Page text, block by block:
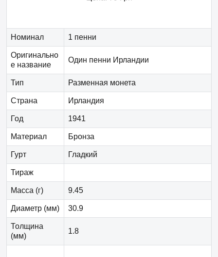
Номинал 1 пенни
Оригинально
е название
Один пенни Ирландии
Тип Разменная монета
Страна Ирландия
Год 1941
Материал Бронза
Гурт Гладкий
Тираж
Масса (г) 9.45
Диаметр (мм) 30.9
Толщина
(мм)
1.8